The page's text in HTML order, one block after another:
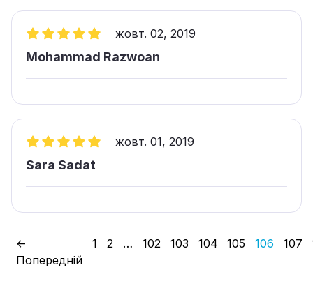
жовт. 02, 2019
Mohammad Razwoan
жовт. 01, 2019
Sara Sadat
←
Попередній
1 2 … 102 103 104 105 106 107